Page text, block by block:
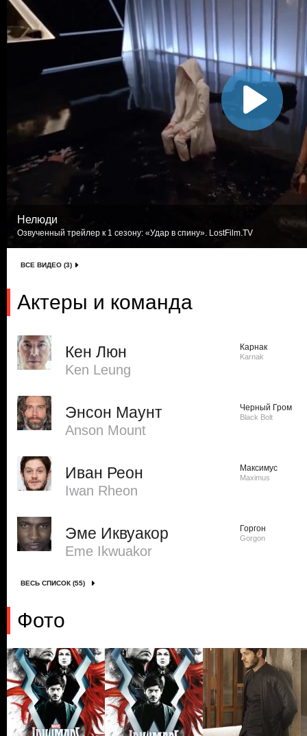
Нелюди
Озвученный трейлер к 1 сезону: «Удар в спину». LostFilm.TV
ВСЕ ВИДЕО (3)
Актеры и команда
Кен Люн
Ken Leung
Карнак
Karnak
Энсон Маунт
Anson Mount
Черный Гром
Black Bolt
Иван Реон
Iwan Rheon
Максимус
Maximus
Эме Иквуакор
Eme Ikwuakor
Горгон
Gorgon
ВЕСЬ СПИСОК (55)
Фото